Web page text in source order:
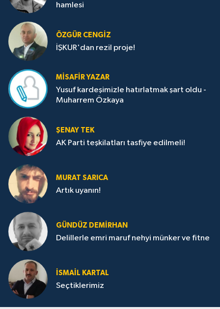
hamlesi
ÖZGÜR CENGIZ
İŞKUR'dan rezil proje!
MISAFIR YAZAR
Yusuf kardeşimizle hatırlatmak şart oldu -
Muharrem Özkaya
ŞENAY TEK
AK Parti teşkilatları tasfiye edilmeli!
MURAT SARICA
Artık uyanın!
GÜNDÜZ DEMIRHAN
Delillerle emri maruf nehyi münker ve fitne
İSMAIL KARTAL
Seçtiklerimiz